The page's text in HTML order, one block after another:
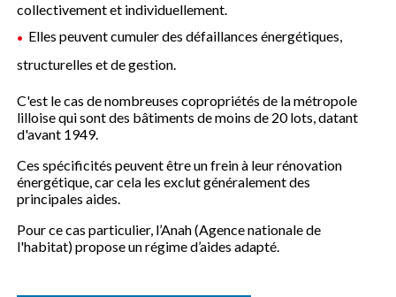
collectivement et individuellement.
Elles peuvent cumuler des défaillances énergétiques,
structurelles et de gestion.
C'est le cas de nombreuses copropriétés de la métropole
lilloise qui sont des bâtiments de moins de 20 lots, datant
d'avant 1949.
Ces spécificités peuvent être un frein à leur rénovation
énergétique, car cela les exclut généralement des
principales aides.
Pour ce cas particulier, l’Anah (Agence nationale de
l'habitat) propose un régime d’aides adapté.